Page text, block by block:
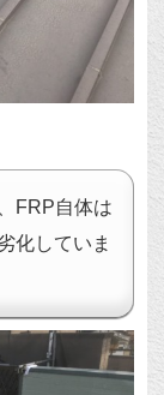
FRP自体は
化していま